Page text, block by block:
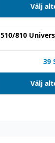
Välj
510/810
39
Välj